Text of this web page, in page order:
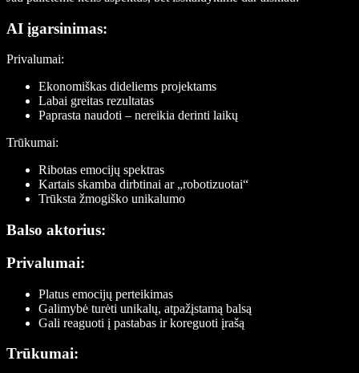
AI įgarsinimas:
Privalumai:
Ekonomiškas dideliems projektams
Labai greitas rezultatas
Paprasta naudoti – nereikia derinti laikų
Trūkumai:
Ribotas emocijų spektras
Kartais skamba dirbtinai ar „robotizuotai“
Trūksta žmogiško unikalumo
Balso aktorius:
Privalumai:
Platus emocijų perteikimas
Galimybė turėti unikalų, atpažįstamą balsą
Gali reaguoti į pastabas ir koreguoti įrašą
Trūkumai: